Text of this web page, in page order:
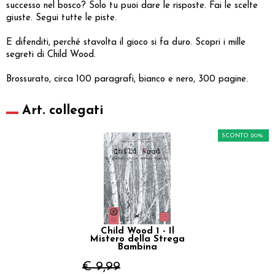
successo nel bosco? Solo tu puoi dare le risposte. Fai le scelte
giuste. Segui tutte le piste.
E difenditi, perché stavolta il gioco si fa duro. Scopri i mille
segreti di Child Wood.
Brossurato, circa 100 paragrafi, bianco e nero, 300 pagine.
Art. collegati
Child Wood 1 - Il
Mistero della Strega
Bambina
€ 9,99
SCONTO 20%